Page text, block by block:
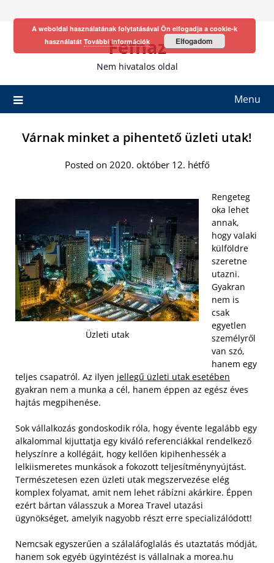
Fefhaz
Nem hivatalos oldal
Menu
Várnak minket a pihentető üzleti utak!
Posted on 2020. október 12. hétfő
Üzleti utak
Rengeteg
oka lehet
annak,
hogy valaki
külföldre
szeretne
utazni.
Gyakran
nem is
csak
egyetlen
személyről
van szó,
hanem egy
teljes csapatról. Az ilyen jellegű üzleti utak esetében
gyakran nem a munka a cél, hanem éppen az egész éves
hajtás megpihenése.
Sok vállalkozás gondoskodik róla, hogy évente legalább egy
alkalommal kijuttatja egy kiváló referenciákkal rendelkező
helyszínre a kollégáit, hogy kellően kipihenhessék a
lelkiismeretes munkások a fokozott teljesítménynyújtást.
Természetesen ezen üzleti utak megszervezése elég
komplex folyamat, amit nem lehet rábízni akárkire. Éppen
ezért bártan válasszuk a Morea Travel utazási
ügynökséget, amelyik nagyobb részt erre specializálódott!
Nemcsak egyszerűen a szálaláfoglalás és utaztatás módját,
hanem sok egyéb ügyintézést is vállalnak a morea.hu
A weboldal használatának folytatásával Ön elfogadja a cookie-k
használatát További információk Elfogadom